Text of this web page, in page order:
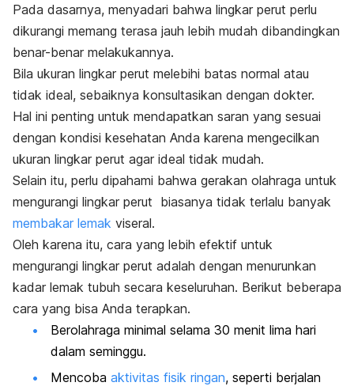
Pada dasarnya, menyadari bahwa lingkar perut perlu
dikurangi memang terasa jauh lebih mudah dibandingkan
benar-benar melakukannya.
Bila ukuran lingkar perut melebihi batas normal atau
tidak ideal, sebaiknya konsultasikan dengan dokter.
Hal ini penting untuk mendapatkan saran yang sesuai
dengan kondisi kesehatan Anda karena mengecilkan
ukuran lingkar perut agar ideal tidak mudah.
Selain itu, perlu dipahami bahwa gerakan olahraga untuk
mengurangi lingkar perut biasanya tidak terlalu banyak
membakar lemak viseral.
Oleh karena itu, cara yang lebih efektif untuk
mengurangi lingkar perut adalah dengan menurunkan
kadar lemak tubuh secara keseluruhan. Berikut beberapa
cara yang bisa Anda terapkan.
Berolahraga minimal selama 30 menit lima hari
dalam seminggu.
Mencoba aktivitas fisik ringan, seperti berjalan